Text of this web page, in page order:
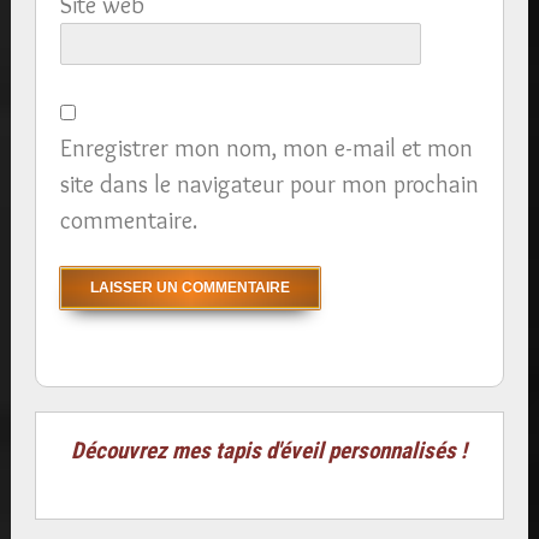
Enregistrer mon nom, mon e-mail et mon
site dans le navigateur pour mon prochain
commentaire.
Découvrez mes tapis d'éveil personnalisés !